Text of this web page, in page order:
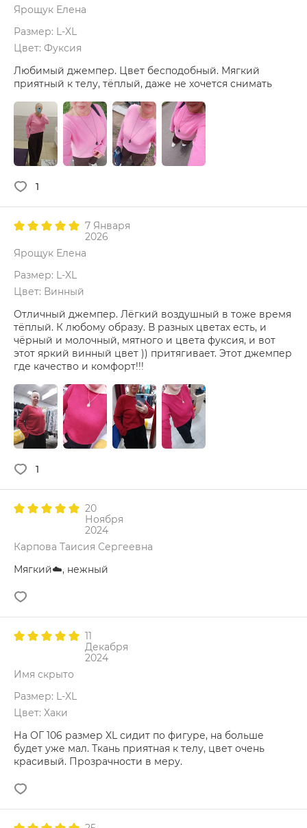
Ярощук Елена
Размер: L-XL
Цвет: Фуксия
Любимый джемпер. Цвет бесподобный. Мягкий
приятный к телу, тёплый, даже не хочется снимать
1
7 Января
2026
Ярощук Елена
Размер: L-XL
Цвет: Винный
Отличный джемпер. Лёгкий воздушный в тоже время
тёплый. К любому образу. В разных цветах есть, и
чёрный и молочный, мятного и цвета фуксия, и вот
этот яркий винный цвет )) притягивает. Этот джемпер
где качество и комфорт!!!
1
20
Ноября
2024
Карпова Таисия Сергеевна
Мягкий☁️, нежный
11
Декабря
2024
Имя скрыто
Размер: L-XL
Цвет: Хаки
На ОГ 106 размер XL сидит по фигуре, на больше
будет уже мал. Ткань приятная к телу, цвет очень
красивый. Прозрачности в меру.